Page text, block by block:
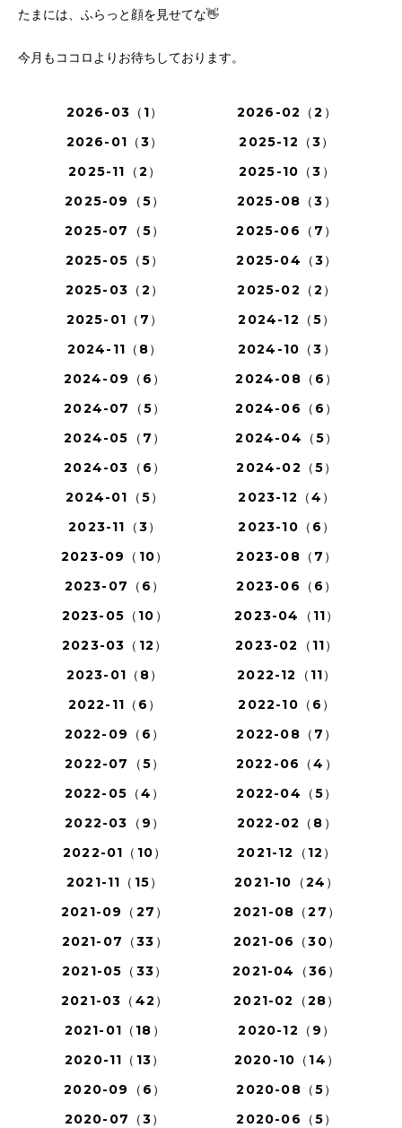
たまには、ふらっと顔を見せてな👋
今月もココロよりお待ちしております。
2026-03（1）
2026-02（2）
2026-01（3）
2025-12（3）
2025-11（2）
2025-10（3）
2025-09（5）
2025-08（3）
2025-07（5）
2025-06（7）
2025-05（5）
2025-04（3）
2025-03（2）
2025-02（2）
2025-01（7）
2024-12（5）
2024-11（8）
2024-10（3）
2024-09（6）
2024-08（6）
2024-07（5）
2024-06（6）
2024-05（7）
2024-04（5）
2024-03（6）
2024-02（5）
2024-01（5）
2023-12（4）
2023-11（3）
2023-10（6）
2023-09（10）
2023-08（7）
2023-07（6）
2023-06（6）
2023-05（10）
2023-04（11）
2023-03（12）
2023-02（11）
2023-01（8）
2022-12（11）
2022-11（6）
2022-10（6）
2022-09（6）
2022-08（7）
2022-07（5）
2022-06（4）
2022-05（4）
2022-04（5）
2022-03（9）
2022-02（8）
2022-01（10）
2021-12（12）
2021-11（15）
2021-10（24）
2021-09（27）
2021-08（27）
2021-07（33）
2021-06（30）
2021-05（33）
2021-04（36）
2021-03（42）
2021-02（28）
2021-01（18）
2020-12（9）
2020-11（13）
2020-10（14）
2020-09（6）
2020-08（5）
2020-07（3）
2020-06（5）